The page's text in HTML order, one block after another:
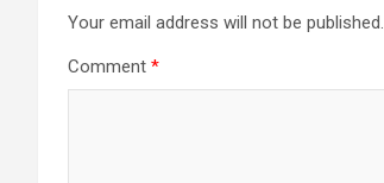
Your email address will not be published.
Comment *